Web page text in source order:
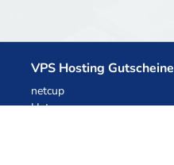
VPS Hosting Gutscheine
netcup
Hetzner